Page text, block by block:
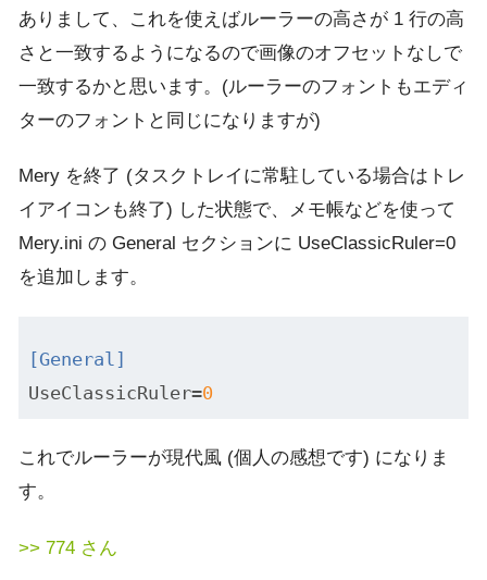
ありまして、これを使えばルーラーの高さが 1 行の高
さと一致するようになるので画像のオフセットなしで
一致するかと思います。(ルーラーのフォントもエディ
ターのフォントと同じになりますが)
Mery を終了 (タスクトレイに常駐している場合はトレ
イアイコンも終了) した状態で、メモ帳などを使って
Mery.ini の General セクションに UseClassicRuler=0
を追加します。
[General]
UseClassicRuler=0
これでルーラーが現代風 (個人の感想です) になりま
す。
>> 774 さん